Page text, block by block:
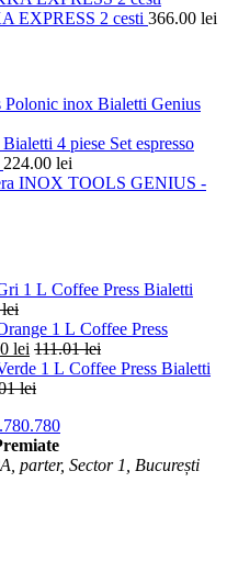
EXPRESS 2 cesti 366.00 lei
Polonic inox Bialetti Genius
Set espresso
224.00 lei
TOOLS GENIUS -
Coffee Press Bialetti
lei
Coffee Press
lei 111.01lei
Coffee Press Bialetti
lei
parter, Sector 1, București